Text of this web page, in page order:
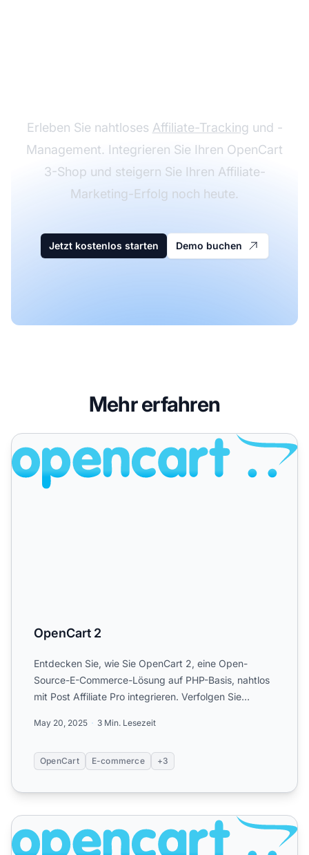
Erleben Sie nahtloses Affiliate-Tracking und -
Management. Integrieren Sie Ihren OpenCart
3-Shop und steigern Sie Ihren Affiliate-
Marketing-Erfolg noch heute.
Jetzt kostenlos starten Demo buchen
Mehr erfahren
OpenCart 2
OpenCart 2
Entdecken Sie, wie Sie OpenCart 2, eine Open-
Source-E-Commerce-Lösung auf PHP-Basis, nahtlos
mit Post Affiliate Pro integrieren. Verfolgen Sie
May 20, 2025 3 Min. Lesezeit
OpenCart E-commerce +3
OpenCart